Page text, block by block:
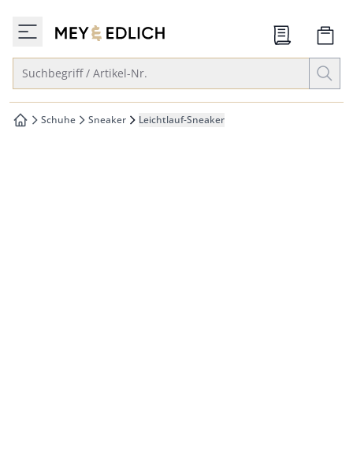
springen
springen
zur Startseite
Suchbegriff / Artikel-Nr.
zur Startseite
Schuhe Sneaker Leichtlauf-Sneaker